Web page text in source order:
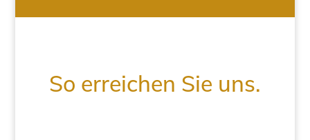
So erreichen Sie uns.